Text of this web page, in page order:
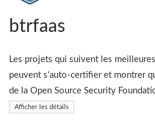
btrfaas
Les projets qui suivent les
peuvent s'auto-certifier et montrer
de la Open Source Security
Afficher les détails